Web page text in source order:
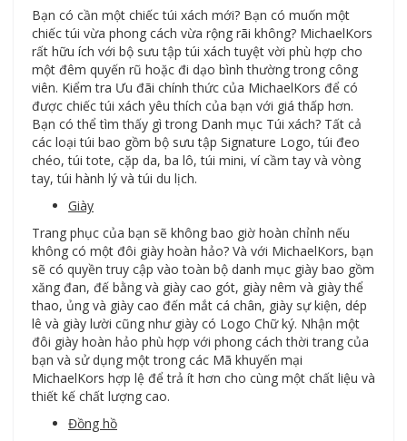
Bạn có cần một chiếc túi xách mới? Bạn có muốn một
chiếc túi vừa phong cách vừa rộng rãi không? MichaelKors
rất hữu ích với bộ sưu tập túi xách tuyệt vời phù hợp cho
một đêm quyến rũ hoặc đi dạo bình thường trong công
viên. Kiểm tra Ưu đãi chính thức của MichaelKors để có
được chiếc túi xách yêu thích của bạn với giá thấp hơn.
Bạn có thể tìm thấy gì trong Danh mục Túi xách? Tất cả
các loại túi bao gồm bộ sưu tập Signature Logo, túi đeo
chéo, túi tote, cặp da, ba lô, túi mini, ví cầm tay và vòng
tay, túi hành lý và túi du lịch.
Giày
Trang phục của bạn sẽ không bao giờ hoàn chỉnh nếu
không có một đôi giày hoàn hảo? Và với MichaelKors, bạn
sẽ có quyền truy cập vào toàn bộ danh mục giày bao gồm
xăng đan, đế bằng và giày cao gót, giày nêm và giày thể
thao, ủng và giày cao đến mắt cá chân, giày sự kiện, dép
lê và giày lười cũng như giày có Logo Chữ ký. Nhận một
đôi giày hoàn hảo phù hợp với phong cách thời trang của
bạn và sử dụng một trong các Mã khuyến mại
MichaelKors hợp lệ để trả ít hơn cho cùng một chất liệu và
thiết kế chất lượng cao.
Đồng hồ